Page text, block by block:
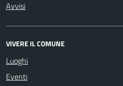
Avvisi
VIVERE IL COMUNE
Luoghi
Eventi